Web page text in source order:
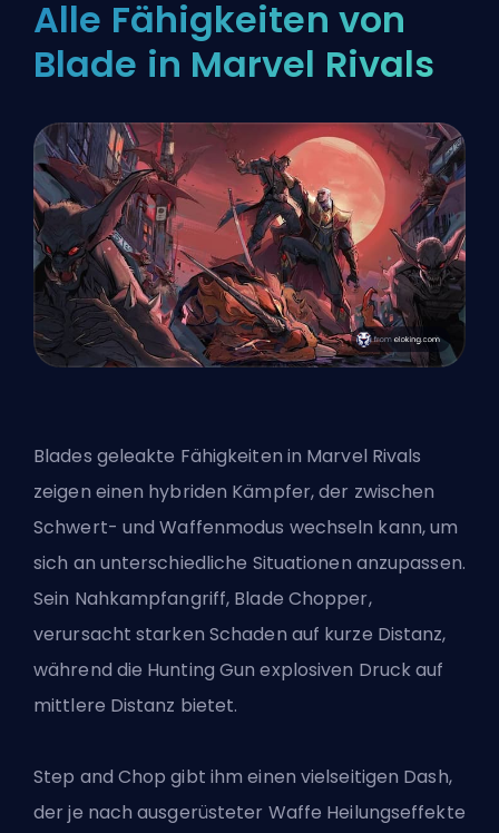
Alle Fähigkeiten von
Blade in Marvel Rivals
Blades geleakte Fähigkeiten in Marvel Rivals
zeigen einen hybriden Kämpfer, der zwischen
Schwert- und Waffenmodus wechseln kann, um
sich an unterschiedliche Situationen anzupassen.
Sein Nahkampfangriff, Blade Chopper,
verursacht starken Schaden auf kurze Distanz,
während die Hunting Gun explosiven Druck auf
mittlere Distanz bietet.
Step and Chop gibt ihm einen vielseitigen Dash,
der je nach ausgerüsteter Waffe Heilungseffekte